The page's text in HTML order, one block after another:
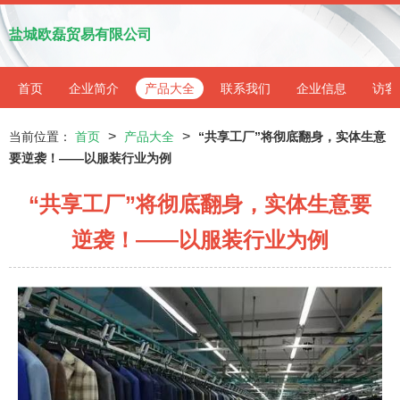
盐城欧磊贸易有限公司
首页 企业简介 产品大全 联系我们 企业信息 访客
当前位置： 首页 > 产品大全 >
“共享工厂”将彻底翻身，实体生意
要逆袭！——以服装行业为例
“共享工厂”将彻底翻身，实体生意要
逆袭！——以服装行业为例